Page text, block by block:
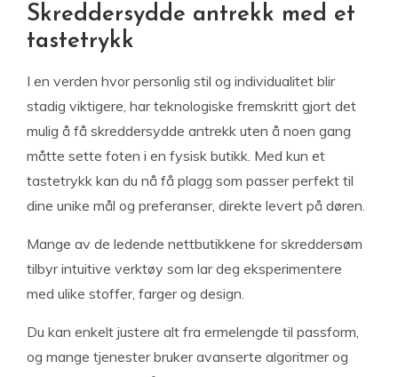
Skreddersydde antrekk med et
tastetrykk
I en verden hvor personlig stil og individualitet blir
stadig viktigere, har teknologiske fremskritt gjort det
mulig å få skreddersydde antrekk uten å noen gang
måtte sette foten i en fysisk butikk. Med kun et
tastetrykk kan du nå få plagg som passer perfekt til
dine unike mål og preferanser, direkte levert på døren.
Mange av de ledende nettbutikkene for skreddersøm
tilbyr intuitive verktøy som lar deg eksperimentere
med ulike stoffer, farger og design.
Du kan enkelt justere alt fra ermelengde til passform,
og mange tjenester bruker avanserte algoritmer og